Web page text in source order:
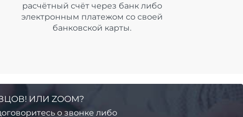
расчётный счёт через банк либо
электронным платежом со своей
банковской карты.
ИЛИ ZOOM?
о звонке либо